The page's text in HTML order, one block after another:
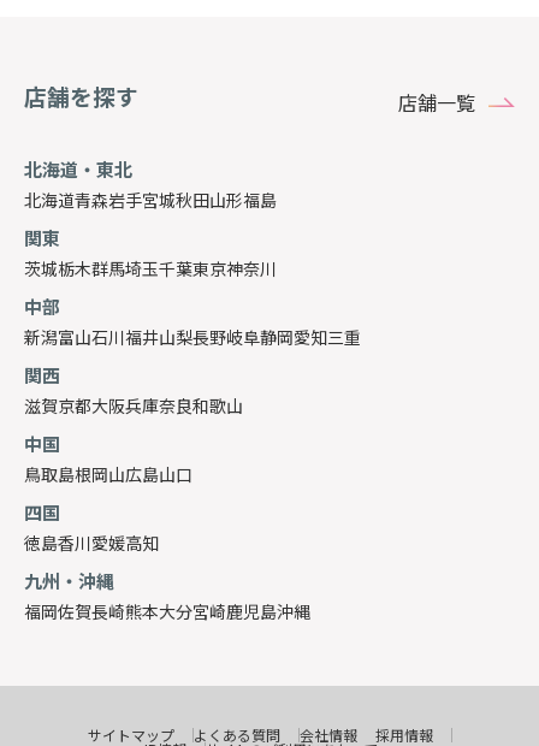
店舗を探す 店舗一覧
北海道・東北
北海道青森岩手宮城秋田山形福島
関東
茨城栃木群馬埼玉千葉東京神奈川
中部
新潟富山石川福井山梨長野岐阜静岡愛知三重
関西
滋賀京都大阪兵庫奈良和歌山
中国
鳥取島根岡山広島山口
四国
徳島香川愛媛高知
九州・沖縄
福岡佐賀長崎熊本大分宮崎鹿児島沖縄
サイトマップ よくある質問 会社情報 採用情報